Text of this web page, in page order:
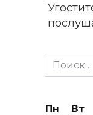
06
Search
for:
Пн Вт